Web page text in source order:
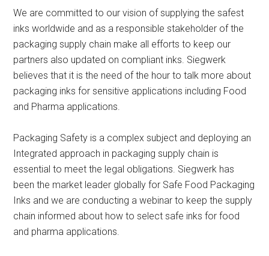
We are committed to our vision of supplying the safest
inks worldwide and as a responsible stakeholder of the
packaging supply chain make all efforts to keep our
partners also updated on compliant inks. Siegwerk
believes that it is the need of the hour to talk more about
packaging inks for sensitive applications including Food
and Pharma applications.
Packaging Safety is a complex subject and deploying an
Integrated approach in packaging supply chain is
essential to meet the legal obligations. Siegwerk has
been the market leader globally for Safe Food Packaging
Inks and we are conducting a webinar to keep the supply
chain informed about how to select safe inks for food
and pharma applications.